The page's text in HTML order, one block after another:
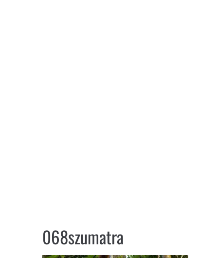
068szumatra